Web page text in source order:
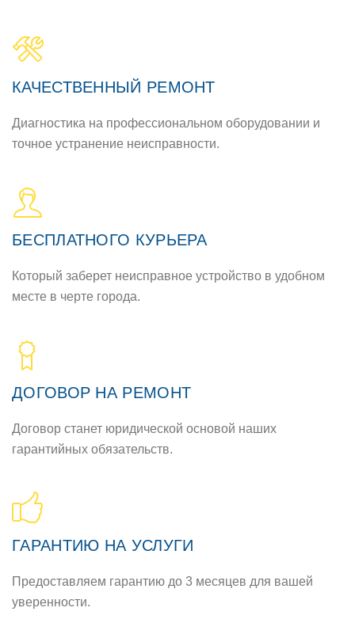
КАЧЕСТВЕННЫЙ РЕМОНТ
Диагностика на профессиональном оборудовании и
точное устранение неисправности.
БЕСПЛАТНОГО КУРЬЕРА
Который заберет неисправное устройство в удобном
месте в черте города.
ДОГОВОР НА РЕМОНТ
Договор станет юридической основой наших
гарантийных обязательств.
ГАРАНТИЮ НА УСЛУГИ
Предоставляем гарантию до 3 месяцев для вашей
уверенности.